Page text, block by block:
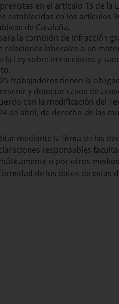
en el artículo 13 de la
establecidas en los artículos
de Cataluña.
la comisión de infracción
laborales o en
Ley sobre infracciones y
trabajadores tienen la
y detectar casos de
con la modificación del
de abril, de derecho de las
mediante la firma de las
responsables
o por otros
de los datos de estas